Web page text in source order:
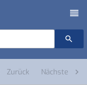
Zurück Nächste